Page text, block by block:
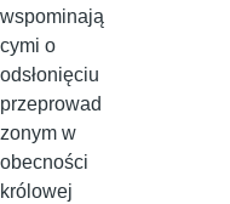
wspominają
cymi o
odsłonięciu
przeprowad
zonym w
obecności
królowej